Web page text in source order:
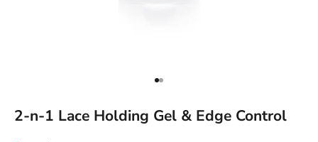
Go to item 1
Go to item 2
2-n-1 Lace Holding Gel & Edge Control